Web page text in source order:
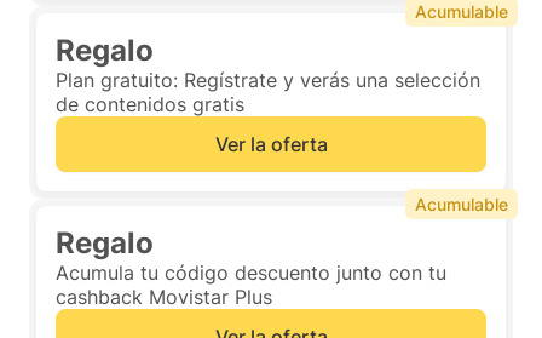
Regalo
Plan gratuito: Regístrate y verás una selección
de contenidos gratis
Ver la oferta
Acumulable
Regalo
Acumula tu código descuento junto con tu
cashback Movistar Plus
Acumulable